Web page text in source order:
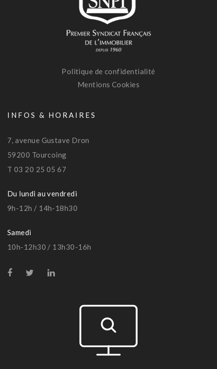
Politique de confidentialité
Mentions Cookies
INFOS & HORAIRES
7, avenue Gustave Dron
59200 Tourcoing
T 03 20 25 05 67
Du lundi au vendredi
9h-12h / 14h-18h30
Samedi
10h-12h30 / 13h30-16h